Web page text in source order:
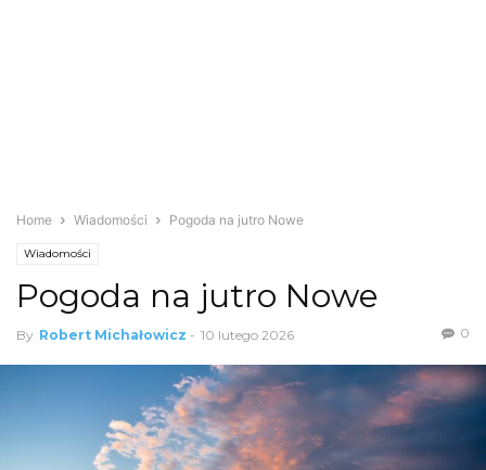
Home Wiadomości Pogoda na jutro Nowe
Wiadomości
Pogoda na jutro Nowe
By Robert Michałowicz - 10 lutego 2026 0